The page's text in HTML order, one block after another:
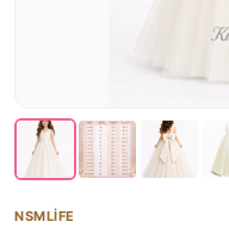
NSMLİFE